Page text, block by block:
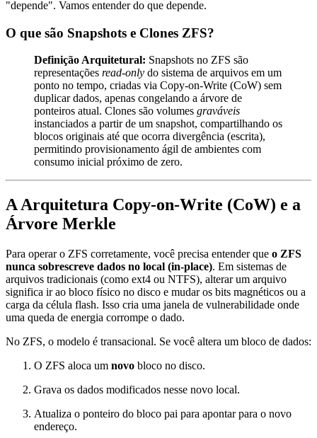
"depende". Vamos entender do que depende.
O que são Snapshots e Clones ZFS?
Definição Arquitetural: Snapshots no ZFS são
representações read-only do sistema de arquivos em um
ponto no tempo, criadas via Copy-on-Write (CoW) sem
duplicar dados, apenas congelando a árvore de
ponteiros atual. Clones são volumes graváveis
instanciados a partir de um snapshot, compartilhando os
blocos originais até que ocorra divergência (escrita),
permitindo provisionamento ágil de ambientes com
consumo inicial próximo de zero.
A Arquitetura Copy-on-Write (CoW) e a
Árvore Merkle
Para operar o ZFS corretamente, você precisa entender que o ZFS
nunca sobrescreve dados no local (in-place). Em sistemas de
arquivos tradicionais (como ext4 ou NTFS), alterar um arquivo
significa ir ao bloco físico no disco e mudar os bits magnéticos ou a
carga da célula flash. Isso cria uma janela de vulnerabilidade onde
uma queda de energia corrompe o dado.
No ZFS, o modelo é transacional. Se você altera um bloco de dados:
O ZFS aloca um novo bloco no disco.
Grava os dados modificados nesse novo local.
Atualiza o ponteiro do bloco pai para apontar para o novo
endereço.